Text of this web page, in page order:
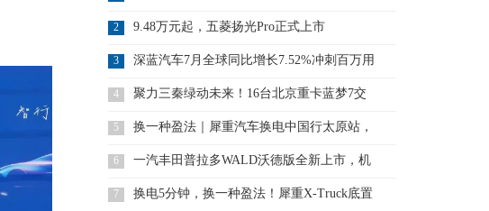
2 9.48万元起，五菱扬光Pro正式上市
3
深蓝汽车7月全球同比增长7.52%冲刺百万用
户
4
聚力三秦绿动未来！16台北京重卡蓝梦7交
付 赋
5
换一种盈法｜犀重汽车换电中国行太原站，
打造底置
6
一汽丰田普拉多WALD沃德版全新上市，机
甲风格
7 换电5分钟，换一种盈法！犀重X-Truck底置